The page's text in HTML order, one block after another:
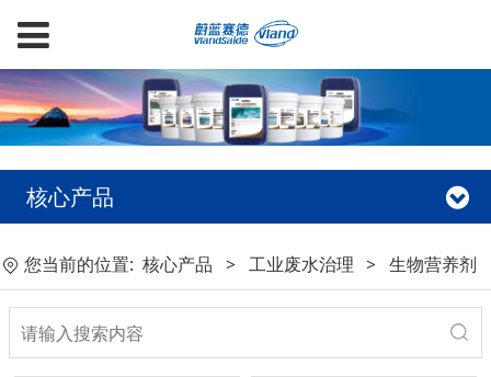
核心产品
您当前的位置: 核心产品 > 工业废水治理 > 生物营养剂